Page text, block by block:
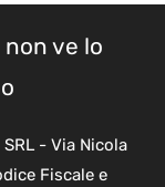
ve lo
- Via Nicola
Fiscale e